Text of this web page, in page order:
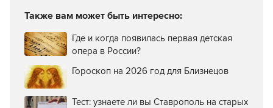
Также вам может быть интересно:
Где и когда появилась первая детская
опера в России?
Гороскоп на 2026 год для Близнецов
Тест: узнаете ли вы Ставрополь на старых